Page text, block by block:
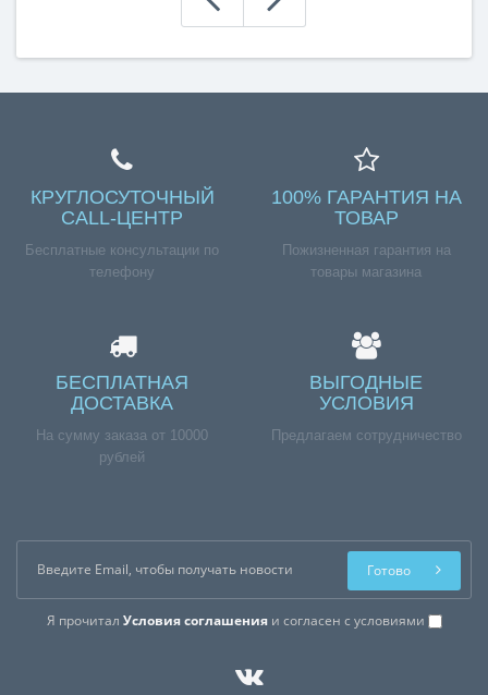
КРУГЛОСУТОЧНЫЙ
CALL-ЦЕНТР
Бесплатные консультации по
телефону
100% ГАРАНТИЯ НА
ТОВАР
Пожизненная гарантия на
товары магазина
БЕСПЛАТНАЯ
ДОСТАВКА
На сумму заказа от 10000
рублей
ВЫГОДНЫЕ
УСЛОВИЯ
Предлагаем сотрудничество
Я прочитал Условия соглашенияи согласен с условиями
Готово